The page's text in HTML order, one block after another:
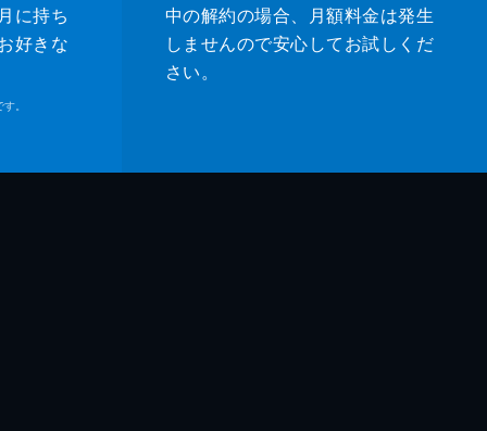
に持ち
好きな
。
中の解約の場合、月額料金は発生
しませんので安心してお試しくだ
さい。